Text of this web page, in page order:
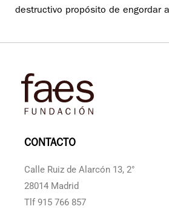
destructivo propósito de engordar
CONTACTO
Calle Ruiz de Alarcón 13, 2°
28014 Madrid
Tlf 915 766 857